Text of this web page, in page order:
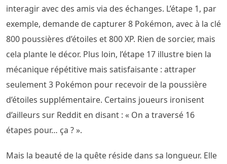
interagir avec des amis via des échanges. L’étape 1, par
exemple, demande de capturer 8 Pokémon, avec à la clé
800 poussières d’étoiles et 800 XP. Rien de sorcier, mais
cela plante le décor. Plus loin, l’étape 17 illustre bien la
mécanique répétitive mais satisfaisante : attraper
seulement 3 Pokémon pour recevoir de la poussière
d’étoiles supplémentaire. Certains joueurs ironisent
d’ailleurs sur Reddit en disant : « On a traversé 16
étapes pour… ça ? ».
Mais la beauté de la quête réside dans sa longueur. Elle